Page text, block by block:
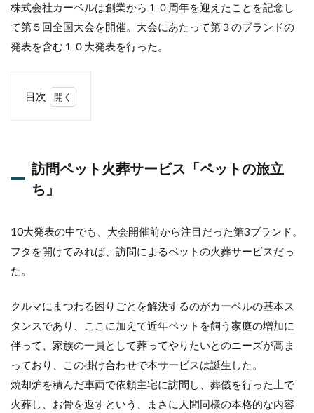
株式会社カーベルは創業から１０周年を迎えたことを記念し
て第５回全国大会を開催。大会にあたって第３のブランドの
発表を含む１０大発表を行った。
目次
葬サ
ービ
の旅
立
新ス
ガン
「顔
れ」
3
交
訪問ペット火葬サービス「ペットの旅立
ち」
10大発表の中でも、大会開催前から注目だった第3ブランド。
フタを開けてみれば、訪問によるペットの火葬サービスだっ
た。
クルマにまつわる困りごとを解決するのがカーベルの基本ス
タンスであり、ここに加えて近年ペットを飼う家庭の増加に
伴って、家族の一員として葬ってやりたいとのニーズが高ま
っており、この掛け合わせで本サービスは誕生した。
焼却炉を積んだ車両で依頼主宅に訪問し、葬儀を行った上で
火葬し、お骨を返すという、まさに人間同様の本格的な内容